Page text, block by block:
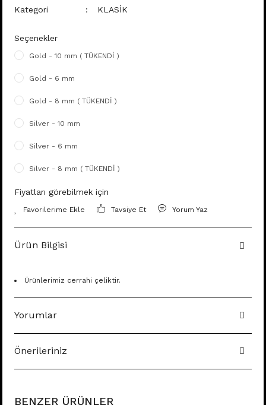
Kategori KLASİK
Seçenekler
Gold - 10 mm ( TÜKENDİ )
Gold - 6 mm
Gold - 8 mm ( TÜKENDİ )
Silver - 10 mm
Silver - 6 mm
Silver - 8 mm ( TÜKENDİ )
Fiyatları görebilmek için
Tavsiye Et Yorum Yaz
Ürün Bilgisi
Ürünlerimiz cerrahi çeliktir.
Yorumlar
Önerileriniz
BENZER ÜRÜNLER